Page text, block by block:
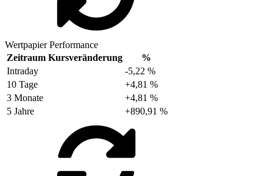
Wertpapier Performance
Zeitraum Kursveränderung
%
Intraday
-5,22 %
10 Tage
+4,81 %
3 Monate
+4,81 %
5 Jahre
+890,91 %